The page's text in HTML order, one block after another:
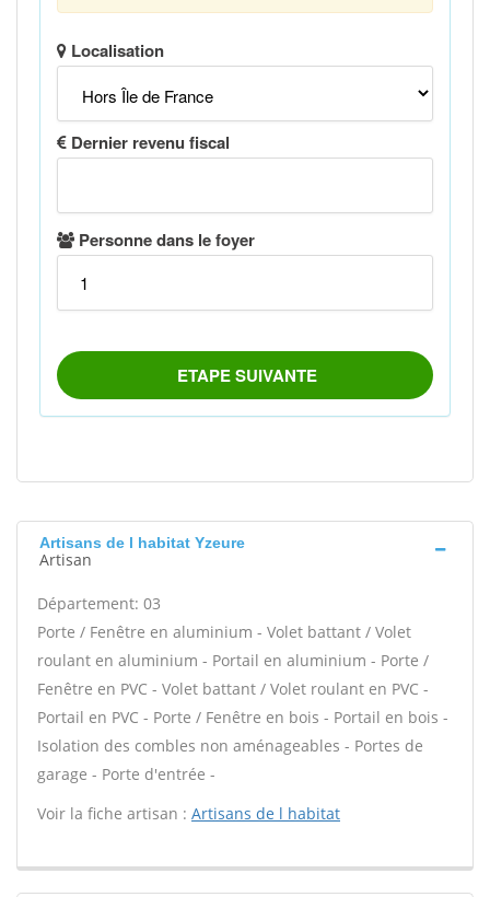
Artisans de l habitat Yzeure
Artisan
Département: 03
Porte / Fenêtre en aluminium - Volet battant / Volet
roulant en aluminium - Portail en aluminium - Porte /
Fenêtre en PVC - Volet battant / Volet roulant en PVC -
Portail en PVC - Porte / Fenêtre en bois - Portail en bois -
Isolation des combles non aménageables - Portes de
garage - Porte d'entrée -
Voir la fiche artisan : Artisans de l habitat